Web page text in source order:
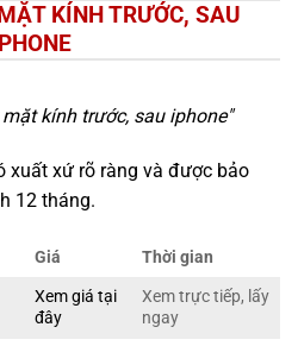
KÍNH TRƯỚC, SAU
kính trước, sau iphone"
xuất xứ rõ ràng và được bảo
12 tháng.
Giá Thời gian
Xem giá tại
đây
Xem trực tiếp, lấy
ngay